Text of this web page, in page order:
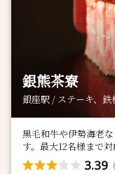
銀熊茶寮
銀座駅 / ステーキ、鉄
黒毛和牛や伊勢海老
す。最大12名様まで
3.39 （